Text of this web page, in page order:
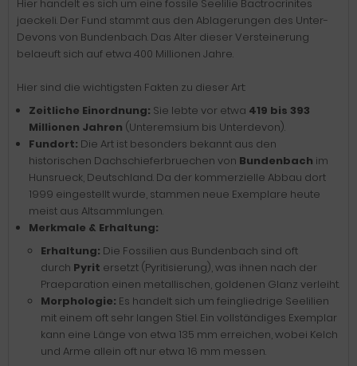
Hier handelt es sich um eine fossile Seelilie Bactrocrinites
jaeckeli. Der Fund stammt aus den Ablagerungen des Unter-
Devons von Bundenbach. Das Alter dieser Versteinerung
belaeuft sich auf etwa 400 Millionen Jahre.
Hier sind die wichtigsten Fakten zu dieser Art:
Zeitliche Einordnung: Sie lebte vor etwa 419 bis 393
Millionen Jahren (Unteremsium bis Unterdevon).
Fundort: Die Art ist besonders bekannt aus den
historischen Dachschieferbruechen von Bundenbach im
Hunsrueck, Deutschland. Da der kommerzielle Abbau dort
1999 eingestellt wurde, stammen neue Exemplare heute
meist aus Altsammlungen.
Merkmale & Erhaltung:
Erhaltung: Die Fossilien aus Bundenbach sind oft
durch Pyrit ersetzt (Pyritisierung), was ihnen nach der
Praeparation einen metallischen, goldenen Glanz verleiht.
Morphologie: Es handelt sich um feingliedrige Seelilien
mit einem oft sehr langen Stiel. Ein vollständiges Exemplar
kann eine Länge von etwa 135 mm erreichen, wobei Kelch
und Arme allein oft nur etwa 16 mm messen.